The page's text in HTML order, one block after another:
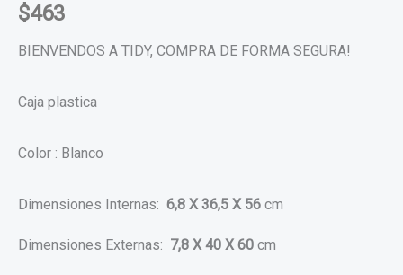
$463
BIENVENDOS A TIDY, COMPRA DE FORMA SEGURA!
Caja plastica
Color : Blanco
Dimensiones Internas: 6,8 X 36,5 X 56 cm
Dimensiones Externas: 7,8 X 40 X 60 cm